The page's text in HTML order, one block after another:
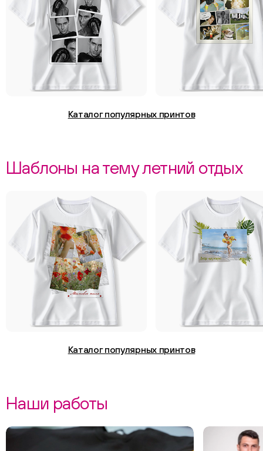
Каталог популярных принтов
Шаблоны на тему летний отдых
Каталог популярных принтов
Наши работы